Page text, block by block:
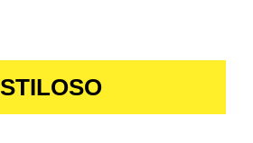
STILOSO